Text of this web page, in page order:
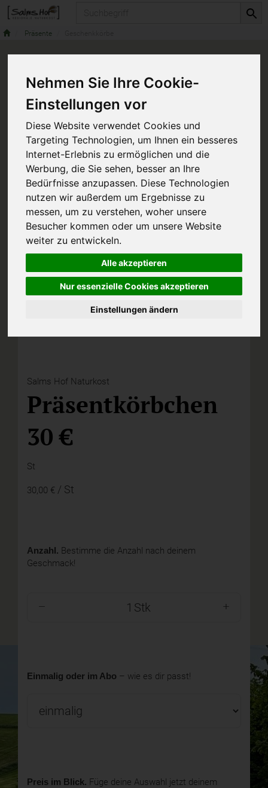
Nehmen Sie Ihre Cookie-
Einstellungen vor
Diese Website verwendet Cookies und
Targeting Technologien, um Ihnen ein besseres
Internet-Erlebnis zu ermöglichen und die
Werbung, die Sie sehen, besser an Ihre
Bedürfnisse anzupassen. Diese Technologien
nutzen wir außerdem um Ergebnisse zu
messen, um zu verstehen, woher unsere
Besucher kommen oder um unsere Website
weiter zu entwickeln.
Alle akzeptieren
Nur essenzielle Cookies akzeptieren
Einstellungen ändern
Präsente
Salms Hof Naturkost
Präsentkörbchen
30 €
St
30,00 € / St
Anzahl. Bestimme die Anzahl nach deinem
Geschmack!
Stk
Einmalig oder im Abo – wie es dir passt!
Preis im Blick. Füge deine Auswahl jetzt deinem